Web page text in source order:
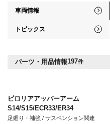
車両情報
トピックス
パーツ・用品情報197件
ピロリアアッパーアーム
S14/S15/ECR33/ER34
足廻り・補強 / サスペンション関連